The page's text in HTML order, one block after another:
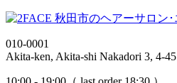
010-0001
Akita-ken, Akita-shi Nakadori 3, 4-45